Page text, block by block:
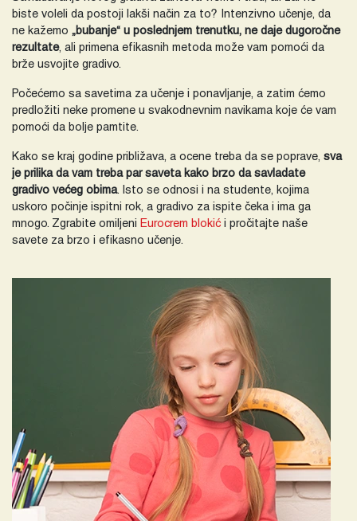
biste voleli da postoji lakši način za to? Intenzivno učenje, da
ne kažemo „bubanje“ u poslednjem trenutku, ne daje dugoročne
rezultate, ali primena efikasnih metoda može vam pomoći da
brže usvojite gradivo.
Počećemo sa savetima za učenje i ponavljanje, a zatim ćemo
predložiti neke promene u svakodnevnim navikama koje će vam
pomoći da bolje pamtite.
Kako se kraj godine približava, a ocene treba da se poprave, sva
je prilika da vam treba par saveta kako brzo da savladate
gradivo većeg obima. Isto se odnosi i na studente, kojima
uskoro počinje ispitni rok, a gradivo za ispite čeka i ima ga
mnogo. Zgrabite omiljeni
Eurocrem blokić i pročitajte naše
savete za brzo i efikasno učenje.